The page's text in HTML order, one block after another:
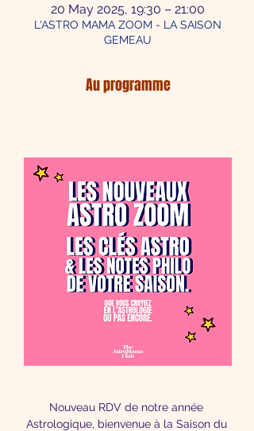
20 May 2025, 19:30 – 21:00
L'ASTRO MAMA ZOOM - LA SAISON
GEMEAU
Au programme
Nouveau RDV de notre année
Astrologique, bienvenue à la Saison du